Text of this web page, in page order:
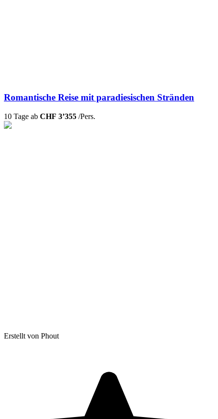
Romantische Reise mit paradiesischen Stränden
10 Tage ab CHF 3’355 /Pers.
Erstellt von Phout